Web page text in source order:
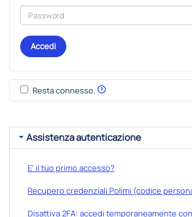
Accedi
Resta connesso.
Assistenza autenticazione
E' il tuo primo accesso?
Recupero credenziali Polimi (codice
Disattiva 2FA: accedi temporaneamente